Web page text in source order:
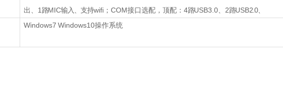
出、 1 路MIC输入、支持wifi ； COM接口选配， 顶配： 4路USB3.0、 2路USB2.0、
Windows7 Windows10操作系统